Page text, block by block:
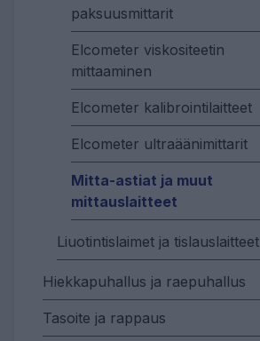
paksuusmittarit
Elcometer viskositeetin
mittaaminen
Elcometer kalibrointilaitteet
Elcometer ultraäänimittarit
Mitta-astiat ja muut
mittauslaitteet
Liuotintislaimet ja tislauslaitteet
Hiekkapuhallus ja raepuhallus
Tasoite ja rappaus